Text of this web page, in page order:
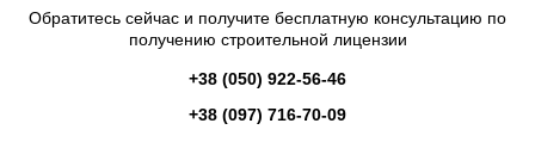
Обратитесь сейчас и получите бесплатную консультацию по
получению строительной лицензии
+38 (050) 922-56-46
+38 (097) 716-70-09